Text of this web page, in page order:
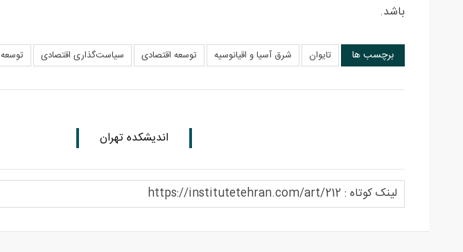
باشد.
برچسب ها تایوان شرق آسیا و اقیانوسیه توسعه اقتصادی سیاست‌گذاری اقتصادی توسعه
اندیشکده تهران
لینک کوتاه : https://institutetehran.com/art/212